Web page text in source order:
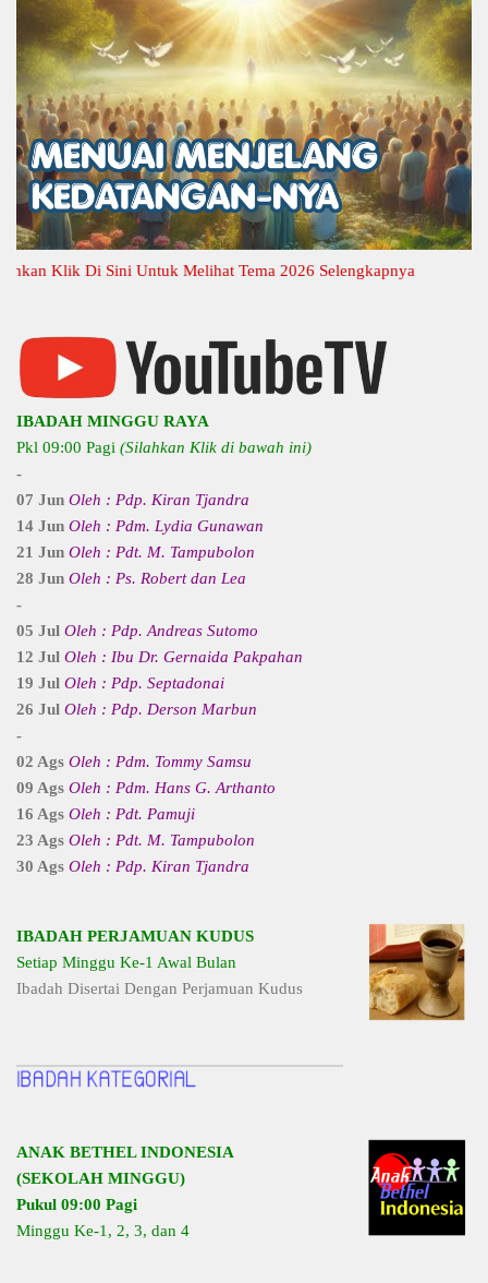
Di Sini Untuk Melihat Tema 2026 Selengkapnya
IBADAH MINGGU RAYA
Pkl 09:00 Pagi (Silahkan Klik di bawah ini)
-
07 Jun Oleh : Pdp. Kiran Tjandra
14 Jun Oleh : Pdm. Lydia Gunawan
21 Jun Oleh : Pdt. M. Tampubolon
28 Jun Oleh : Ps. Robert dan Lea
-
05 Jul Oleh : Pdp. Andreas Sutomo
12 Jul Oleh : Ibu Dr. Gernaida Pakpahan
19 Jul Oleh : Pdp. Septadonai
26 Jul Oleh : Pdp. Derson Marbun
-
02 Ags Oleh : Pdm. Tommy Samsu
09 Ags Oleh : Pdm. Hans G. Arthanto
16 Ags Oleh : Pdt. Pamuji
23 Ags Oleh : Pdt. M. Tampubolon
30 Ags Oleh : Pdp. Kiran Tjandra
IBADAH PERJAMUAN KUDUS
Setiap Minggu Ke-1 Awal Bulan
Ibadah Disertai Dengan Perjamuan Kudus
ANAK BETHEL INDONESIA
(SEKOLAH MINGGU)
Pukul 09:00 Pagi
Minggu Ke-1, 2, 3, dan 4